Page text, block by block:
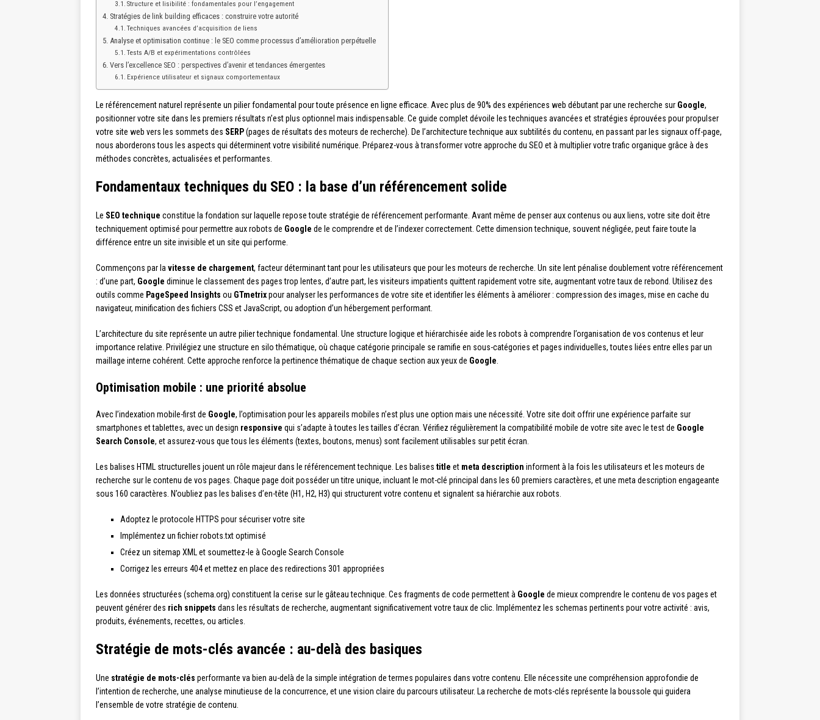
Structure et lisibilité : fondamentales pour l’engagement
Stratégies de link building efficaces : construire votre autorité
Techniques avancées d’acquisition de liens
Analyse et optimisation continue : le SEO comme processus d’amélioration perpétuelle
Tests A/B et expérimentations contrôlées
Vers l’excellence SEO : perspectives d’avenir et tendances émergentes
Expérience utilisateur et signaux comportementaux
Le référencement naturel représente un pilier fondamental pour toute présence en ligne efficace. Avec plus de 90% des expériences web débutant par une recherche sur Google,
positionner votre site dans les premiers résultats n’est plus optionnel mais indispensable. Ce guide complet dévoile les techniques avancées et stratégies éprouvées pour propulser
votre site web vers les sommets des SERP(pages de résultats des moteurs de recherche). De l’architecture technique aux subtilités du contenu, en passant par les signaux off-page,
nous aborderons tous les aspects qui déterminent votre visibilité numérique. Préparez-vous à transformer votre approche du SEO et à multiplier votre trafic organique grâce à des
méthodes concrètes, actualisées et performantes.
Fondamentaux techniques du SEO : la base d’un référencement solide
Le SEO technique constitue la fondation sur laquelle repose toute stratégie de référencement performante. Avant même de penser aux contenus ou aux liens, votre site doit être
techniquement optimisé pour permettre aux robots de Google de le comprendre et de l’indexer correctement. Cette dimension technique, souvent négligée, peut faire toute la
différence entre un site invisible et un site qui performe.
Commençons par la vitesse de chargement, facteur déterminant tant pour les utilisateurs que pour les moteurs de recherche. Un site lent pénalise doublement votre référencement
: d’une part, Google diminue le classement des pages trop lentes, d’autre part, les visiteurs impatients quittent rapidement votre site, augmentant votre taux de rebond. Utilisez des
outils comme PageSpeed Insights ou GTmetrixpour analyser les performances de votre site et identifier les éléments à améliorer : compression des images, mise en cache du
navigateur, minification des fichiers CSS et JavaScript, ou adoption d’un hébergement performant.
L’architecture du site représente un autre pilier technique fondamental. Une structure logique et hiérarchisée aide les robots à comprendre l’organisation de vos contenus et leur
importance relative. Privilégiez une structure en silo thématique, où chaque catégorie principale se ramifie en sous-catégories et pages individuelles, toutes liées entre elles par un
maillage interne cohérent. Cette approche renforce la pertinence thématique de chaque section aux yeux de Google
Optimisation mobile : une priorité absolue
Avec l’indexation mobile-first de Google, l’optimisation pour les appareils mobiles n’est plus une option mais une nécessité. Votre site doit offrir une expérience parfaite sur
smartphones et tablettes, avec un design responsive qui s’adapte à toutes les tailles d’écran. Vérifiez régulièrement la compatibilité mobile de votre site avec le test de Google
Search Console, et assurez-vous que tous les éléments (textes, boutons, menus) sont facilement utilisables sur petit écran.
Les balises HTML structurelles jouent un rôle majeur dans le référencement technique. Les balises title et meta description informent à la fois les utilisateurs et les moteurs de
recherche sur le contenu de vos pages. Chaque page doit posséder un titre unique, incluant le mot-clé principal dans les 60 premiers caractères, et une meta description engageante
sous 160 caractères. N’oubliez pas les balises d’en-tête (H1, H2, H3) qui structurent votre contenu et signalent sa hiérarchie aux robots.
Adoptez le protocole HTTPS pour sécuriser votre site
Implémentez un fichier robots.txt optimisé
Créez un sitemap XML et soumettez-le à Google Search Console
Corrigez les erreurs 404 et mettez en place des redirections 301 appropriées
Les données structurées (schema.org) constituent la cerise sur le gâteau technique. Ces fragments de code permettent à Google de mieux comprendre le contenu de vos pages et
peuvent générer des rich snippets dans les résultats de recherche, augmentant significativement votre taux de clic. Implémentez les schemas pertinents pour votre activité : avis,
produits, événements, recettes, ou articles.
Stratégie de mots-clés avancée : au-delà des basiques
Une stratégie de mots-clés performante va bien au-delà de la simple intégration de termes populaires dans votre contenu. Elle nécessite une compréhension approfondie de
l’intention de recherche, une analyse minutieuse de la concurrence, et une vision claire du parcours utilisateur. La recherche de mots-clés représente la boussole qui guidera
l’ensemble de votre stratégie de contenu.